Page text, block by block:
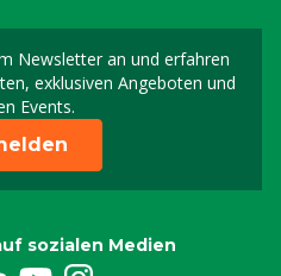
Newsletter an und erfahren
exklusiven Angeboten und
Events.
Melden Sie sich für
sozialen Medien